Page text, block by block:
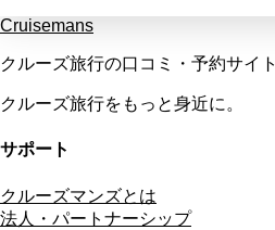
Cruisemans
クルーズ旅行の口コミ・予約サイト
クルーズ旅行をもっと身近に。
サポート
クルーズマンズとは
法人・パートナーシップ